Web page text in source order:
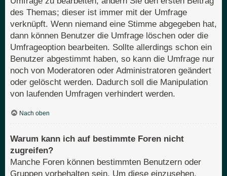
des Themas; dieser ist immer mit der Umfrage
verknüpft. Wenn niemand eine Stimme abgegeben hat,
dann können Benutzer die Umfrage löschen oder die
Umfrageoption bearbeiten. Sollte allerdings schon ein
Benutzer abgestimmt haben, so kann die Umfrage nur
noch von Moderatoren oder Administratoren geändert
oder gelöscht werden. Dadurch soll die Manipulation
von laufenden Umfragen verhindert werden.
Nach oben
Warum kann ich auf bestimmte Foren nicht
zugreifen?
Manche Foren können bestimmten Benutzern oder
Gruppen vorbehalten sein. Um diese einzusehen,